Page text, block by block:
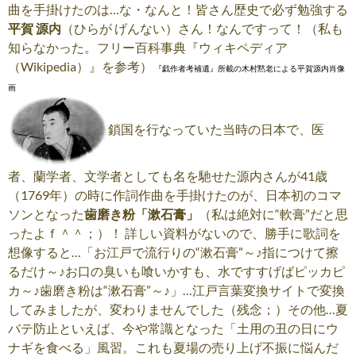
曲を手掛けたのは…な・なんと！皆さん歴史で必ず勉強する
平賀 源内 （ひらが げんない）さん！なんですって！（私も
知らなかった。フリー百科事典『ウィキペディア
（Wikipedia）』を参考）
『戯作者考補遺』所載の木村黙老による平賀源内肖像
画
鎖国を行なっていた当時の日本で、医
者、蘭学者、文学者としても名を馳せた源内さんが41歳
（1769年）の時に作詞作曲を手掛けたのが、日本初のコマ
ソンとなった歯磨き粉「漱石膏」
（私は絶対に“軟膏”だと思
ったよｆ＾＾；）！ 詳しい資料がないので、勝手に歌詞を
想像すると…「お江戸で流行りの“漱石膏”～♪指につけて擦
るだけ～♪お口の臭いも喰いかすも、水ですすげばピッカピ
カ～♪歯磨き粉は“漱石膏”～♪」…江戸言葉変換サイトで変換
してみましたが、変わりませんでした（残念；）その他…夏
バテ防止といえば、今や常識となった「土用の丑の日にウ
ナギを食べる」風習。これも夏場の売り上げ不振に悩んだ